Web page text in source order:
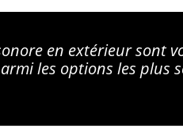
en extérieur sont
les options les plus